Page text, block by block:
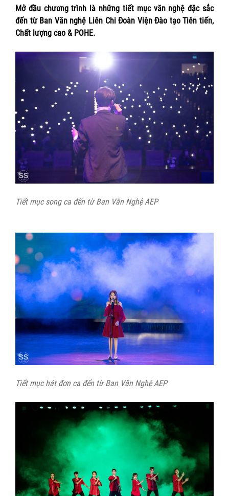
Mở đầu chương trình là những tiết mục văn nghệ đặc sắc
đến từ Ban Văn nghệ Liên Chi Đoàn Viện Đào tạo Tiên tiến,
Chất lượng cao & POHE.
Tiết mục song ca đến từ Ban Văn Nghệ AEP
Tiết mục hát đơn ca đến từ Ban Văn Nghệ AEP